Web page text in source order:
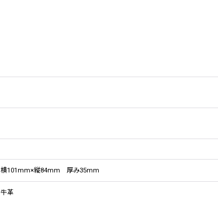
横101mm×縦84mm 厚み35mm
牛革